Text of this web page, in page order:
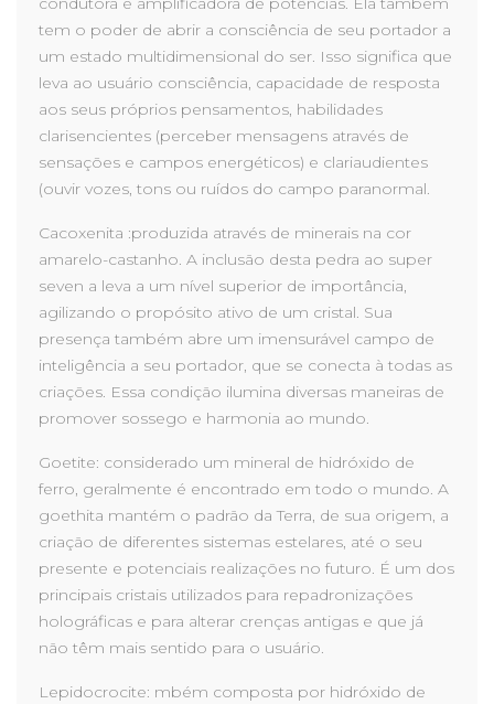
tem o poder de abrir a consciência de seu portador a
um estado multidimensional do ser. Isso significa que
leva ao usuário consciência, capacidade de resposta
aos seus próprios pensamentos, habilidades
clarisencientes (perceber mensagens através de
sensações e campos energéticos) e clariaudientes
(ouvir vozes, tons ou ruídos do campo paranormal.
Cacoxenita :produzida através de minerais na cor
amarelo-castanho. A inclusão desta pedra ao super
seven a leva a um nível superior de importância,
agilizando o propósito ativo de um cristal. Sua
presença também abre um imensurável campo de
inteligência a seu portador, que se conecta à todas as
criações. Essa condição ilumina diversas maneiras de
promover sossego e harmonia ao mundo.
Goetite: considerado um mineral de hidróxido de
ferro, geralmente é encontrado em todo o mundo. A
goethita mantém o padrão da Terra, de sua origem, a
criação de diferentes sistemas estelares, até o seu
presente e potenciais realizações no futuro. É um dos
principais cristais utilizados para repadronizações
holográficas e para alterar crenças antigas e que já
não têm mais sentido para o usuário.
Lepidocrocite: mbém composta por hidróxido de